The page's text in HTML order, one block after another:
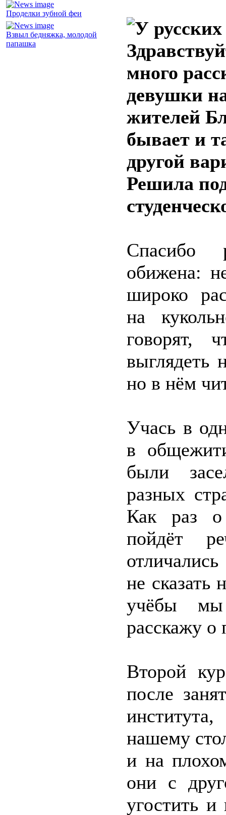
Проделки зубной феи
Взвыл бедняжка, молодой
папашка
много
девушки
жителей
бывает и
другой
Решила
Спасибо
обижена:
широко
на
говорят,
выглядеть
но в нём
Учась в
в
были
разных
Как раз о
пойдёт
не сказать
учёбы
расскажу о
Второй
после
нашему
и на
они с
угостить